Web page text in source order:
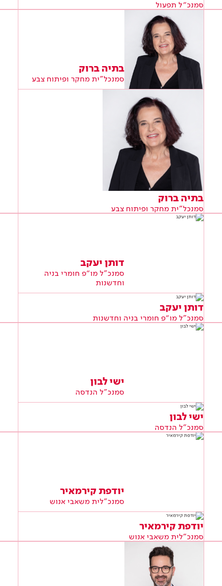
סמנכ״ל תפעול
בתיה ברוק
סמנכל"ית מחקר ופיתוח צבע
בתיה ברוק
סמנכל"ית מחקר ופיתוח צבע
דותן יעקב
סמנכ"ל מו״פ חומרי בניה
וחדשנות
דותן יעקב
סמנכ"ל מו״פ חומרי בניה וחדשנות
ישי לבון
סמנכ"ל הנדסה
ישי לבון
סמנכ"ל הנדסה
יודפת קירמאיר
סמנכ"לית משאבי אנוש
יודפת קירמאיר
סמנכ"לית משאבי אנוש